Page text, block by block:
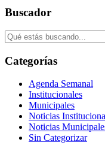
Buscador
Categorías
Agenda Semanal
Institucionales
Municipales
Noticias
Noticias
Sin Categorizar